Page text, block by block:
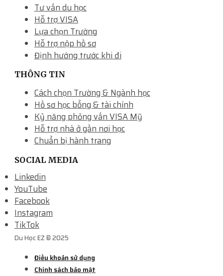
Tư vấn du học
Hỗ trợ VISA
Lựa chọn Trường
Hỗ trợ nộp hồ sơ
Định hướng trước khi đi
THÔNG TIN
Cách chọn Trường & Ngành học
Hồ sơ học bổng & tài chính
Kỷ năng phỏng vấn VISA Mỹ
Hỗ trợ nhà ở gần nơi học
Chuẩn bị hành trang
SOCIAL MEDIA
Linkedin
YouTube
Facebook
Instagram
TikTok
Du Học EZ © 2025
Điều khoản sử dụng
Chính sách bảo mật